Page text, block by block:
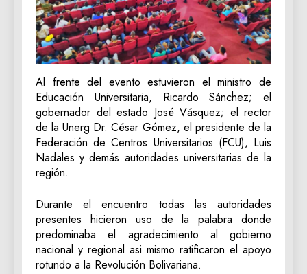
Al frente del evento estuvieron el ministro de
Educación Universitaria, Ricardo Sánchez; el
gobernador del estado José Vásquez; el rector
de la Unerg Dr. César Gómez, el presidente de la
Federación de Centros Universitarios (FCU), Luis
Nadales y demás autoridades universitarias de la
región.
Durante el encuentro todas las autoridades
presentes hicieron uso de la palabra donde
predominaba el agradecimiento al gobierno
nacional y regional asi mismo ratificaron el apoyo
rotundo a la Revolución Bolivariana.